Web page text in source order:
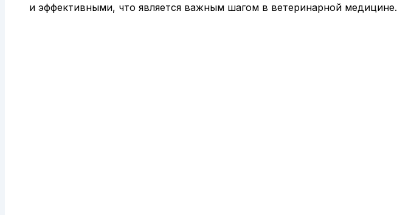
и эффективными, что является важным шагом в ветеринарной медицине.